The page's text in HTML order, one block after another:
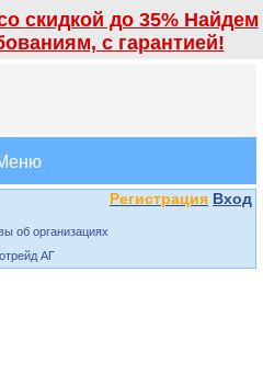
скидкой до 35% Найдем
с гарантией!
Регистрация Вход
об организациях
АГ